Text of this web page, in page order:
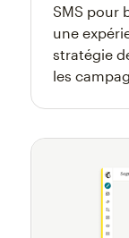
SMS pour
une
stratégie
les